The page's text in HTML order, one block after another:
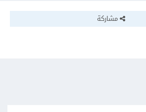
مشاركة